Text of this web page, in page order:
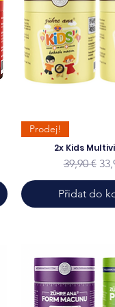
Prodej!
2x Kids
Běžná
39,90 €
Přidat do